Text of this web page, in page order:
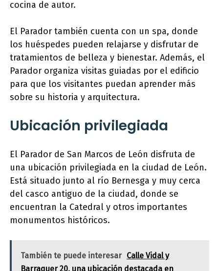
cocina de autor.
El Parador también cuenta con un spa, donde
los huéspedes pueden relajarse y disfrutar de
tratamientos de belleza y bienestar. Además, el
Parador organiza visitas guiadas por el edificio
para que los visitantes puedan aprender más
sobre su historia y arquitectura.
Ubicación privilegiada
El Parador de San Marcos de León disfruta de
una ubicación privilegiada en la ciudad de León.
Está situado junto al río Bernesga y muy cerca
del casco antiguo de la ciudad, donde se
encuentran la Catedral y otros importantes
monumentos históricos.
También te puede interesar Calle Vidal y
Barraquer 20, una ubicación destacada en